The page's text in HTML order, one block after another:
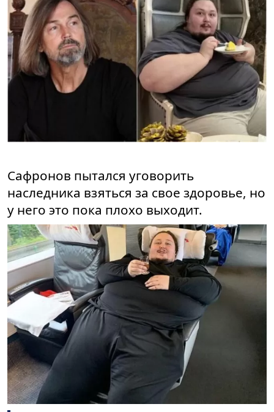
Сафронов пытался уговорить
наследника взяться за свое здоровье, но
у него это пока плохо выходит.